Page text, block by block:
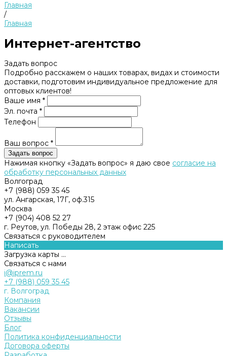
Главная
/
Главная
Интернет-агентство
Задать вопрос
Подробно расскажем о наших товарах, видах и стоимости
доставки, подготовим индивидуальное предложение для
оптовых клиентов!
Ваше имя *
Эл. почта *
Телефон
Ваш вопрос *
Нажимая кнопку «Задать вопрос» я даю свое согласие на
обработку персональных данных
Волгоград
+7 (988) 059 35 45
ул. Ангарская, 17Г, оф.315
Москва
+7 (904) 408 52 27
г. Реутов, ул. Победы 28, 2 этаж офис 225
Связаться с руководителем
Написать
Загрузка карты ...
Связаться с нами
i@iprem.ru
+7 (988) 059 35 45
г. Волгоград
Компания
Вакансии
Отзывы
Блог
Политика конфиденциальности
Договора оферты